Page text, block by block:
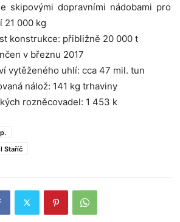
skipovými dopravními nádobami pro
21 000 kg
konstrukce: přibližně 20 000 t
v březnu 2017
vytěženého uhlí: cca 47 mil. tun
nálož: 141 kg trhaviny
rozněcovadel: 1 453 k
Staříč